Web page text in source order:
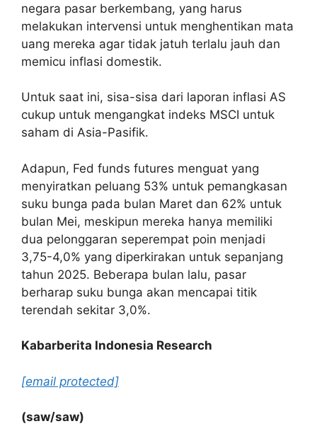
negara pasar berkembang, yang harus
melakukan intervensi untuk menghentikan mata
uang mereka agar tidak jatuh terlalu jauh dan
memicu inflasi domestik.
Untuk saat ini, sisa-sisa dari laporan inflasi AS
cukup untuk mengangkat indeks MSCI untuk
saham di Asia-Pasifik.
Adapun, Fed funds futures menguat yang
menyiratkan peluang 53% untuk pemangkasan
suku bunga pada bulan Maret dan 62% untuk
bulan Mei, meskipun mereka hanya memiliki
dua pelonggaran seperempat poin menjadi
3,75-4,0% yang diperkirakan untuk sepanjang
tahun 2025. Beberapa bulan lalu, pasar
berharap suku bunga akan mencapai titik
terendah sekitar 3,0%.
Kabarberita Indonesia Research
[email protected]
(saw/saw)